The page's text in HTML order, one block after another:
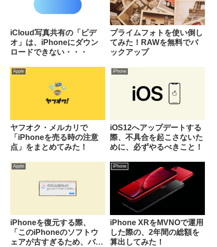
iCloud写真共有の「ビデ
オ」は、iPhoneにダウン
ロードできない・・・
プライムフォトを使い倒し
てみた！RAWを無料でバ
ックアップ
Apple
ヤフオク・メルカリで
「iPhoneを売る時の注意
点」をまとめてみた！
iPhone
iOS12へアップデートする
際、不具合を起こさないた
めに、必ずやるべきこと！
Apple
iPhoneを復元する際、
「このiPhoneのソフトウ
ェアが古すぎるため、バッ
iPhone
iPhone XRをMVNOで運用
した際の、2年間の総額を
算出してみた！